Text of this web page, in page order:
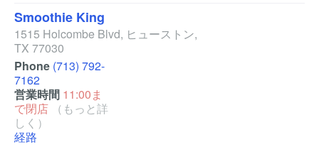
Smoothie King
1515 Holcombe Blvd, ヒューストン,
TX 77030
Phone (713) 792-
7162
営業時間 11:00ま
で閉店
（もっと詳
しく）
経路